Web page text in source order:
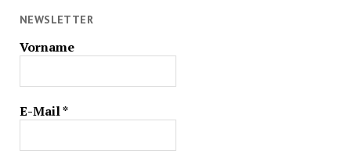
NEWSLETTER
Vorname
E-Mail*